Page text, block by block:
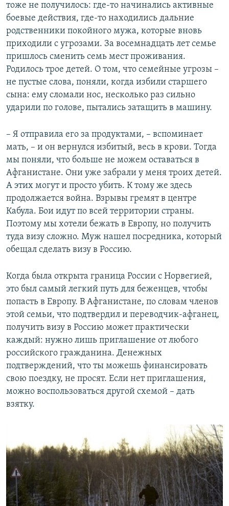
тоже не получилось: где-то начинались активные
боевые действия, где-то находились дальние
родственники покойного мужа, которые вновь
приходили с угрозами. За восемнадцать лет семье
пришлось сменить семь мест проживания.
Родилось трое детей. О том, что семейные угрозы –
не пустые слова, поняли, когда избили старшего
сына: ему сломали нос, несколько раз сильно
ударили по голове, пытались затащить в машину.
– Я отправила его за продуктами, – вспоминает
мать, – и он вернулся избитый, весь в крови. Тогда
мы поняли, что больше не можем оставаться в
Афганистане. Они уже забрали у меня троих детей.
А этих могут и просто убить. К тому же здесь
продолжается война. Взрывы гремят в центре
Кабула. Бои идут по всей территории страны.
Поэтому мы хотели бежать в Европу, но получить
туда визу сложно. Муж нашел посредника, который
обещал сделать визу в Россию.
Когда была открыта граница России с Норвегией,
это был самый легкий путь для беженцев, чтобы
попасть в Европу. В Афганистане, по словам членов
этой семьи, что подтвердил и переводчик-афганец,
получить визу в Россию может практически
каждый: нужно лишь приглашение от любого
российского гражданина. Денежных
подтверждений, что ты можешь финансировать
свою поездку, не просят. Если нет приглашения,
можно воспользоваться другой схемой – дать
взятку.